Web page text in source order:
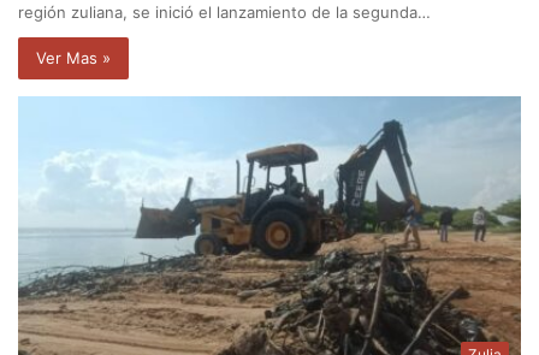
región zuliana, se inició el lanzamiento de la segunda…
Ver Mas »